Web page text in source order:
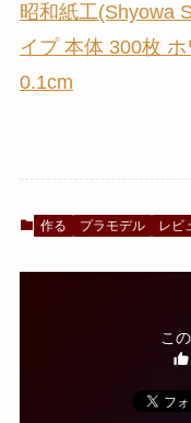
昭和紙工(Shyowa
イプ 本体 300枚
0.1cm
作る プラモデル レビ
こ